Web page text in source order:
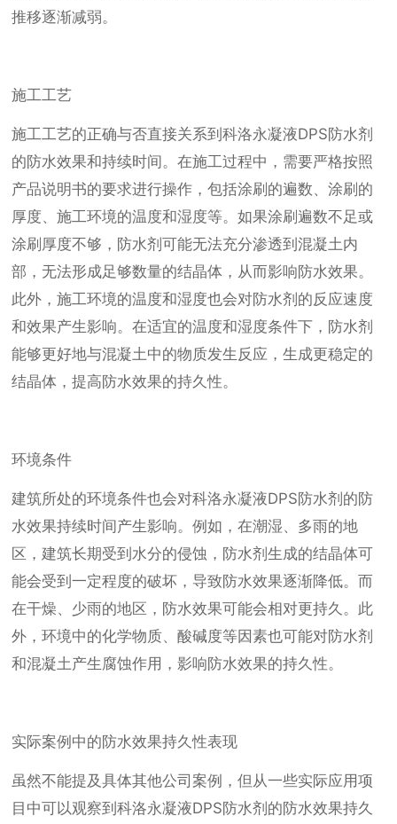
推移逐渐减弱。
施工工艺
施工工艺的正确与否直接关系到科洛永凝液DPS防水剂
的防水效果和持续时间。在施工过程中，需要严格按照
产品说明书的要求进行操作，包括涂刷的遍数、涂刷的
厚度、施工环境的温度和湿度等。如果涂刷遍数不足或
涂刷厚度不够，防水剂可能无法充分渗透到混凝土内
部，无法形成足够数量的结晶体，从而影响防水效果。
此外，施工环境的温度和湿度也会对防水剂的反应速度
和效果产生影响。在适宜的温度和湿度条件下，防水剂
能够更好地与混凝土中的物质发生反应，生成更稳定的
结晶体，提高防水效果的持久性。
环境条件
建筑所处的环境条件也会对科洛永凝液DPS防水剂的防
水效果持续时间产生影响。例如，在潮湿、多雨的地
区，建筑长期受到水分的侵蚀，防水剂生成的结晶体可
能会受到一定程度的破坏，导致防水效果逐渐降低。而
在干燥、少雨的地区，防水效果可能会相对更持久。此
外，环境中的化学物质、酸碱度等因素也可能对防水剂
和混凝土产生腐蚀作用，影响防水效果的持久性。
实际案例中的防水效果持久性表现
虽然不能提及具体其他公司案例，但从一些实际应用项
目中可以观察到科洛永凝液DPS防水剂的防水效果持久